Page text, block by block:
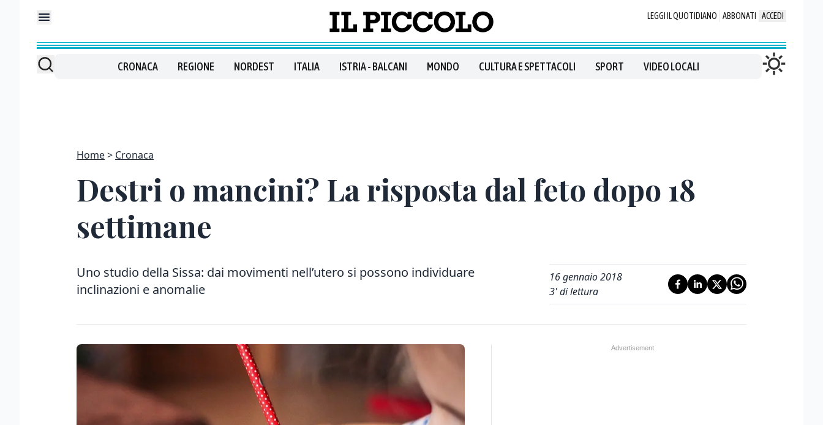
LEGGI IL QUOTIDIANO ABBONATI ACCEDI
CRONACA REGIONE NORDEST ITALIA ISTRIA - BALCANI MONDO CULTURA E SPETTACOLI SPORT VIDEO LOCALI
Home Cronaca
Destri o mancini? La risposta dal feto dopo 18
settimane
Uno studio della Sissa: dai movimenti nell’utero si possono individuare
inclinazioni e anomalie
16 gennaio 2018
3' di lettura